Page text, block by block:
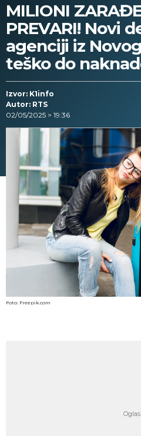
MILIONI
PREVARI! Novi
agenciji iz
teško do
Izvor: K1info
Autor: RTS
02/05/2025 > 19:36
Foto: Freepik.com